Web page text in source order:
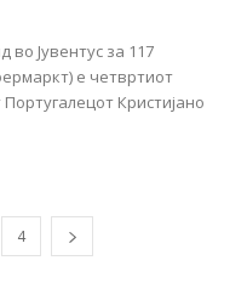
Јувентус за 117
е четвртиот
Кристијано
4